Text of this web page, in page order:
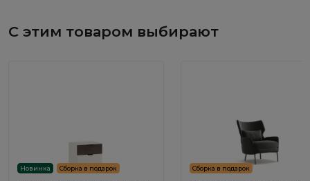
С этим товаром выбирают
Новинка Сборка в подарок Сборка в подарок